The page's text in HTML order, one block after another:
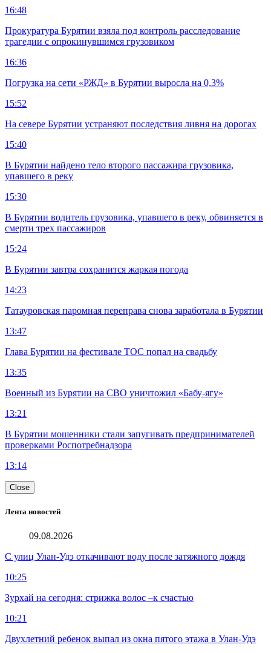
16:48
Прокуратура Бурятии взяла под контроль расследование
трагедии с опрокинувшимся грузовиком
16:36
Погрузка на сети «РЖД» в Бурятии выросла на 0,3%
15:52
На севере Бурятии устраняют последствия ливня на дорогах
15:40
В Бурятии найдено тело второго пассажира грузовика,
упавшего в реку
15:30
В Бурятии водитель грузовика, упавшего в реку, обвиняется в
смерти трех пассажиров
15:24
В Бурятии завтра сохранится жаркая погода
14:23
Татауровская паромная переправа снова заработала в Бурятии
13:47
Глава Бурятии на фестивале ТОС попал на свадьбу
13:35
Военный из Бурятии на СВО уничтожил «Бабу-ягу»
13:21
В Бурятии мошенники стали запугивать предпринимателей
проверками Роспотребнадзора
13:14
Close
Лента новостей
09.08.2026
С улиц Улан-Удэ откачивают воду после затяжного дождя
10:25
Зурхай на сегодня: стрижка волос –к счастью
10:21
Двухлетний ребенок выпал из окна пятого этажа в Улан-Удэ